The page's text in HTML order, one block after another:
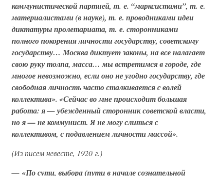
коммунистической партией, т. е. “марксистами”, т. е.
материалистами (в науке), т. е. проводниками идеи
диктатуры пролетариата, т. е. сторонниками
полного покорения личности государству, советскому
государству… Москва диктует законы, на все налагает
свою руку толпа, масса… мы встретимся в городе, где
многое невозможно, если оно не угодно государству, где
свободная личность часто сталкивается с волей
коллектива». «Сейчас во мне происходит большая
работа: я — убежденный сторонник советской власти,
но я — не коммунист. Я не могу слиться с
коллективом, с подавлением личности массой».
(Из писем невесте, 1920 г.)
— «По сути, выбора (пути в начале сознательной